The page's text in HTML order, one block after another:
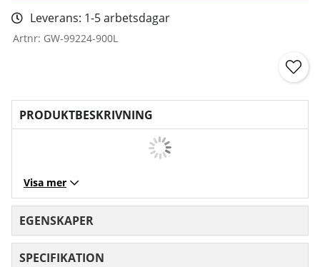
Leverans: 1-5 arbetsdagar
Artnr: GW-99224-900L
PRODUKTBESKRIVNING
Visa mer
EGENSKAPER
SPECIFIKATION